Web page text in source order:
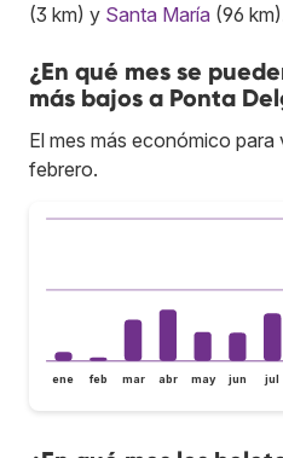
(3 km) y Santa María (96
¿En qué mes se
más bajos a Ponta
El mes más económico
febrero.
ene feb mar abr may jun jul